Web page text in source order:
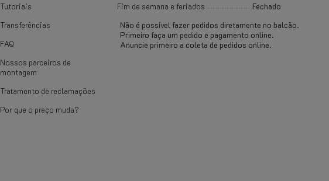
Tutoriais
Transferências
FAQ
Nossos parceiros de
montagem
Tratamento de reclamações
Por que o preço muda?
Fim de semana e feriados
Fechado
Não é possível fazer pedidos diretamente no balcão.
Primeiro faça um pedido e pagamento online.
Anuncie primeiro a coleta de pedidos online.